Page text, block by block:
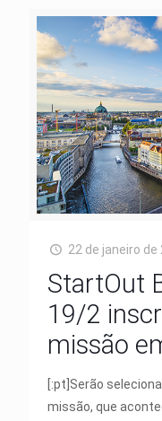
22 de janeiro de
StartOut
19/2
missão
[:pt]Serão
missão, que